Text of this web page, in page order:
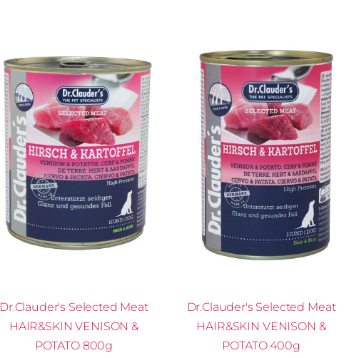
Dr.Clauder's Selected Meat
HAIR&SKIN VENISON &
POTATO 800g
Dr.Clauder's Selected Meat
HAIR&SKIN VENISON &
POTATO 400g